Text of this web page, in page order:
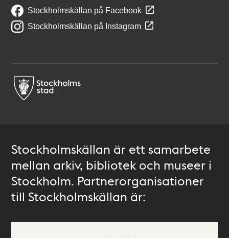
Stockholmskällan på Facebook
Stockholmskällan på Instagram
Stockholmskällan är ett samarbete
mellan arkiv, bibliotek och museer i
Stockholm. Partnerorganisationer
till Stockholmskällan är: